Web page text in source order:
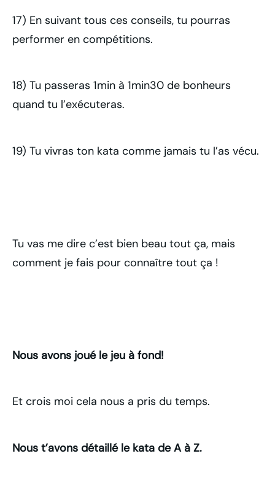
17) En suivant tous ces conseils, tu pourras
performer en compétitions.
18) Tu passeras 1min à 1min30 de bonheurs
quand tu l’exécuteras.
19) Tu vivras ton kata comme jamais tu l’as vécu.
Tu vas me dire c’est bien beau tout ça, mais
comment je fais pour connaître tout ça !
Nous avons joué le jeu à fond!
Et crois moi cela nous a pris du temps.
Nous t’avons détaillé le kata de A à Z.